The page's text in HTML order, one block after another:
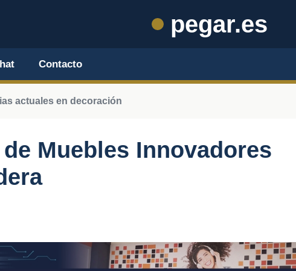
pegar.es
Contacto
actuales en decoración
Muebles Innovadores